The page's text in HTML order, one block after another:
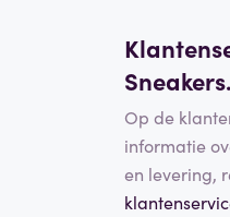
Op de
informatie
en levering,